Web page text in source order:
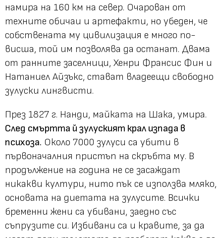
намира на 160 км на север. Очарован от
техните обичаи и артефакти, но убеден, че
собствената му цивилизация е много по-
висша, той им позволява да останат. Двама
от ранните заселници, Хенри Франсис Фин и
Натаниел Айзъкс, стават владеещи свободно
зулуски лингвисти.
През 1827 г. Нанди, майката на Шака, умира.
След смъртта й зулуският крал изпада в
психоза. Около 7000 зулуси са убити в
първоначалния пристъп на скръбта му. В
продължение на година не се засаждат
никакви култури, нито пък се използва мляко,
основата на диетата на зулусите. Всички
бременни жени са убивани, заедно със
съпрузите си. Избивани са и кравите, за да